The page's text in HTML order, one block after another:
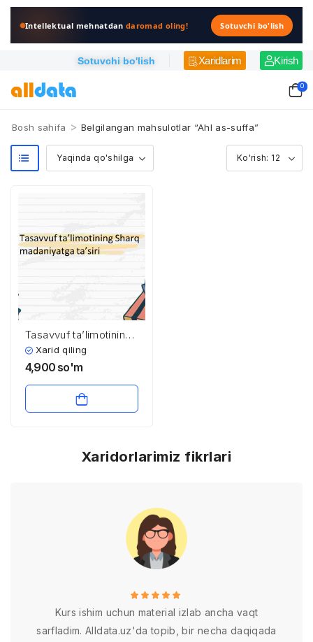
Intellektual mehnatdandaromad oling! Sotuvchi bo'lish
Sotuvchi bo'lish Xaridlarim Kirish
0
Bosh sahifa > Belgilangan mahsulotlar “Ahl as-suffa”
Tasavvuf taʼlimotining
Sharq madaniyatga
taʼsiri ​
Xarid qiling
4,900 so'm
Xaridorlarimiz fikrlari
Kurs ishim uchun material izlab ancha vaqt
sarfladim. Alldata.uz'da topib, bir necha daqiqada